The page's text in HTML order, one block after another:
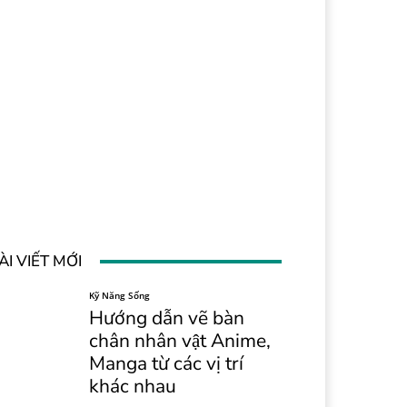
VIẾT MỚI
Kỹ Năng Sống
Hướng dẫn vẽ bàn
chân nhân vật Anime,
Manga từ các vị trí
khác nhau